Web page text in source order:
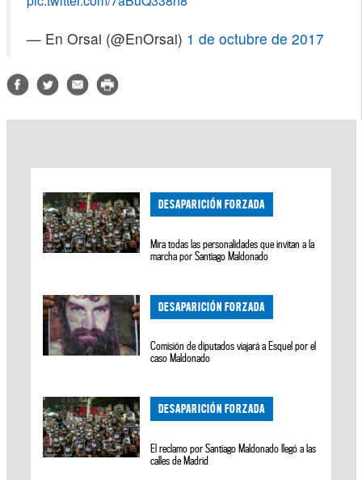
— En Orsai (@EnOrsai) 1 de octubre de 2017
DESAPARICIÓN FORZADA
Mira todas las personalidades que invitan a la
marcha por Santiago Maldonado
DESAPARICIÓN FORZADA
Comisión de diputados viajará a Esquel por el
caso Maldonado
DESAPARICIÓN FORZADA
El reclamo por Santiago Maldonado llegó a las
calles de Madrid